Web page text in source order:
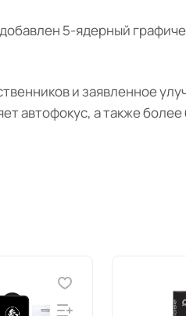
5-ядерный
и заявленное
автофокус, а также